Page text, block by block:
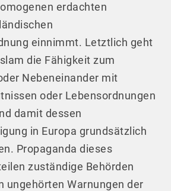
erdachten
einnimmt. Letztlich geht
die Fähigkeit zum
Nebeneinander mit
oder Lebensordnungen
damit dessen
in Europa grundsätzlich
Propaganda dieses
zuständige Behörden
ungehörten Warnungen der